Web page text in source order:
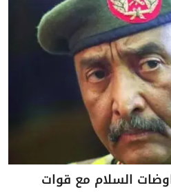
السلام مع قوات